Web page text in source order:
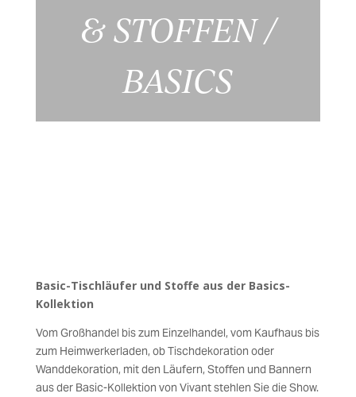
& STOFFEN /
BASICS
Basic-Tischläufer und Stoffe aus der Basics-
Kollektion
Vom Großhandel bis zum Einzelhandel, vom Kaufhaus bis
zum Heimwerkerladen, ob Tischdekoration oder
Wanddekoration, mit den Läufern, Stoffen und Bannern
aus der Basic-Kollektion von Vivant stehlen Sie die Show.